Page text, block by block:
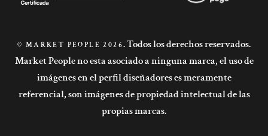
© MARKET PEOPLE 2026. Todos los derechos reservados.
Market People no esta asociado a ninguna marca, el uso de
imágenes en el perfil diseñadores es meramente
referencial, son imágenes de propiedad intelectual de las
propias marcas.